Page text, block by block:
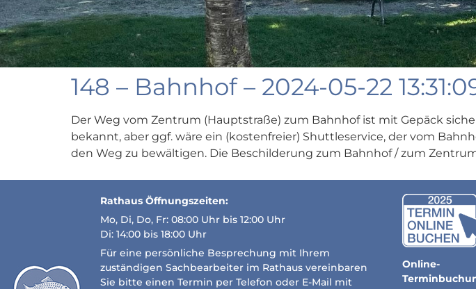
148 – Bahnhof – 2024-05-22
Der Weg vom Zentrum (Hauptstraße) zum Bahnhof ist mit Gepäck
bekannt, aber ggf. wäre ein (kostenfreier) Shuttleservice, der vom
den Weg zu bewältigen. Die Beschilderung zum Bahnhof / zum
Rathaus Öffnungszeiten:
Mo, Di, Do, Fr: 08:00 Uhr bis 12:00 Uhr
Di: 14:00 bis 18:00 Uhr
Für eine persönliche Besprechung mit Ihrem
zuständigen Sachbearbeiter im Rathaus vereinbaren
Sie bitte einen Termin per Telefon oder E-Mail mit
Online-